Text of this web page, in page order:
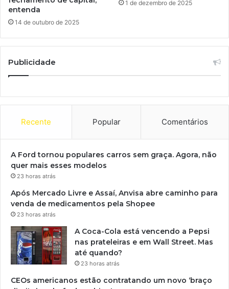
entenda
14 de outubro de 2025
1 de dezembro de 2025
Publicidade
Recente Popular Comentários
A Ford tornou populares carros sem graça. Agora, não
quer mais esses modelos
23 horas atrás
Após Mercado Livre e Assaí, Anvisa abre caminho para
venda de medicamentos pela Shopee
23 horas atrás
A Coca-Cola está vencendo a Pepsi
nas prateleiras e em Wall Street. Mas
até quando?
23 horas atrás
CEOs americanos estão contratando um novo ‘braço